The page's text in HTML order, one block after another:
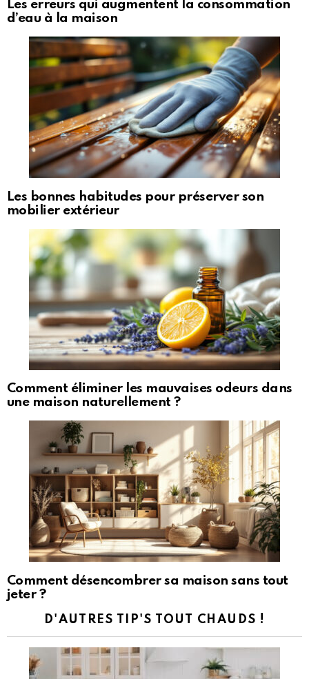
Les erreurs qui augmentent la consommation
d’eau à la maison
Les bonnes habitudes pour préserver son
mobilier extérieur
Comment éliminer les mauvaises odeurs dans
une maison naturellement ?
Comment désencombrer sa maison sans tout
jeter ?
D'AUTRES TIP'S TOUT CHAUDS !